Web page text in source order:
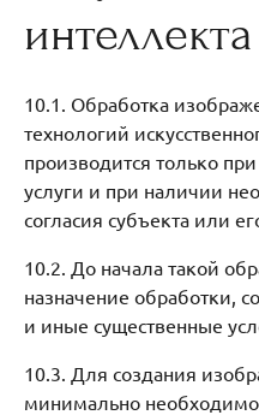
интеллекта
10.1. Обработка
технологий
производится только
услуги и при наличии
согласия субъекта или
10.2. До начала такой
назначение обработки,
и иные существенные
10.3. Для создания
минимально